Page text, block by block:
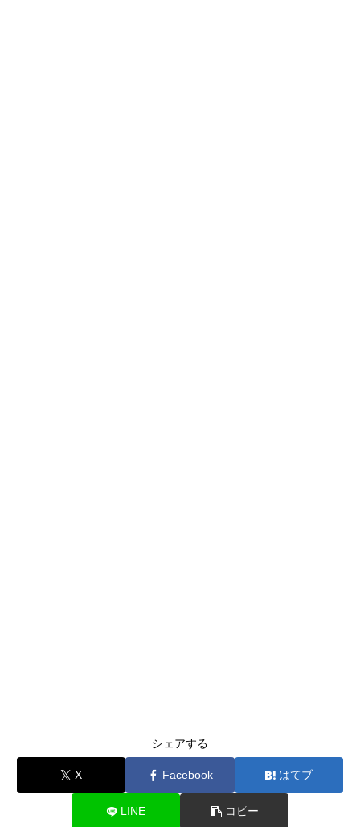
シェアする
X Facebook はてブ
LINE コピー